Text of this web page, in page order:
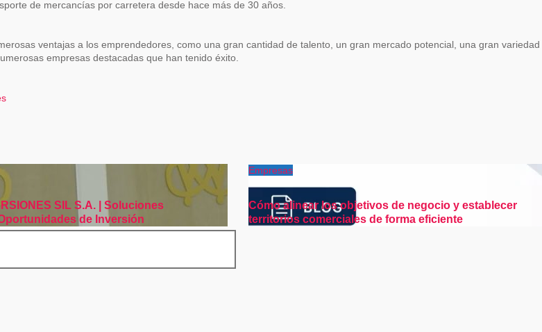
de mercancías por carretera desde hace más de 30 años.
ventajas a los emprendedores, como una gran cantidad de talento, un gran mercado potencial, una gran variedad
empresas destacadas que han tenido éxito.
SIL S.A. | Soluciones
de Inversión
Empresas
Cómo alinear los objetivos de negocio y establecer
territorios comerciales de forma eficiente